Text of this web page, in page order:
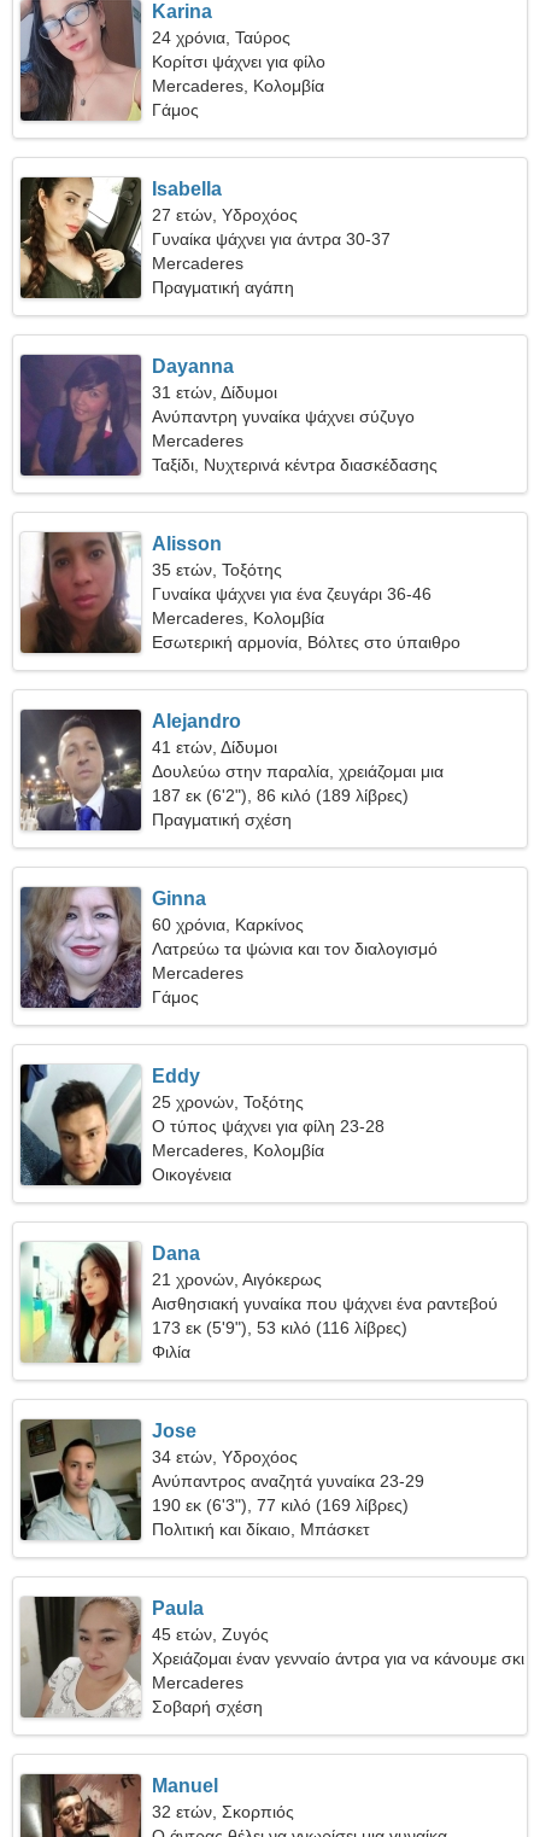
Karina
24 χρόνια, Ταύρος
Κορίτσι ψάχνει για φίλο
Mercaderes, Κολομβία
Γάμος
Isabella
27 ετών, Υδροχόος
Γυναίκα ψάχνει για άντρα 30-37
Mercaderes
Πραγματική αγάπη
Dayanna
31 ετών, Δίδυμοι
Ανύπαντρη γυναίκα ψάχνει σύζυγο
Mercaderes
Ταξίδι, Νυχτερινά κέντρα διασκέδασης
Alisson
35 ετών, Τοξότης
Γυναίκα ψάχνει για ένα ζευγάρι 36-46
Mercaderes, Κολομβία
Εσωτερική αρμονία, Βόλτες στο ύπαιθρο
Alejandro
41 ετών, Δίδυμοι
Δουλεύω στην παραλία, χρειάζομαι μια
παιχνιδιάρικη γυναίκα
187 εκ (6'2"), 86 κιλό (189 λίβρες)
Πραγματική σχέση
Ginna
60 χρόνια, Καρκίνος
Λατρεύω τα ψώνια και τον διαλογισμό
Mercaderes
Γάμος
Eddy
25 χρονών, Τοξότης
Ο τύπος ψάχνει για φίλη 23-28
Mercaderes, Κολομβία
Οικογένεια
Dana
21 χρονών, Αιγόκερως
Αισθησιακή γυναίκα που ψάχνει ένα ραντεβού
173 εκ (5'9"), 53 κιλό (116 λίβρες)
Φιλία
Jose
34 ετών, Υδροχόος
Ανύπαντρος αναζητά γυναίκα 23-29
190 εκ (6'3"), 77 κιλό (169 λίβρες)
Πολιτική και δίκαιο, Μπάσκετ
Paula
45 ετών, Ζυγός
Χρειάζομαι έναν γενναίο άντρα για να κάνουμε σκι
μαζί
Mercaderes
Σοβαρή σχέση
Manuel
32 ετών, Σκορπιός